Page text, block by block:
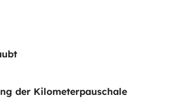
der Kilometerpauschale